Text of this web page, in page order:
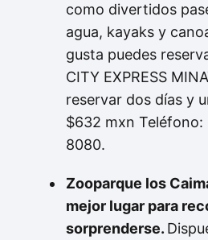
como divertidos
agua, kayaks y
gusta puedes
CITY EXPRESS
reservar dos días y
$632 mxn
8080.
Zooparque los
mejor lugar para
sorprenderse.